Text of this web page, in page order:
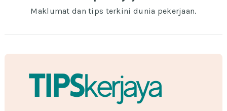
Maklumat dan tips terkini dunia pekerjaan.